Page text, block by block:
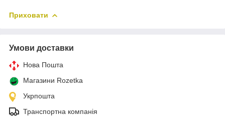
Приховати
Умови доставки
Нова Пошта
Магазини Rozetka
Укрпошта
Транспортна компанія